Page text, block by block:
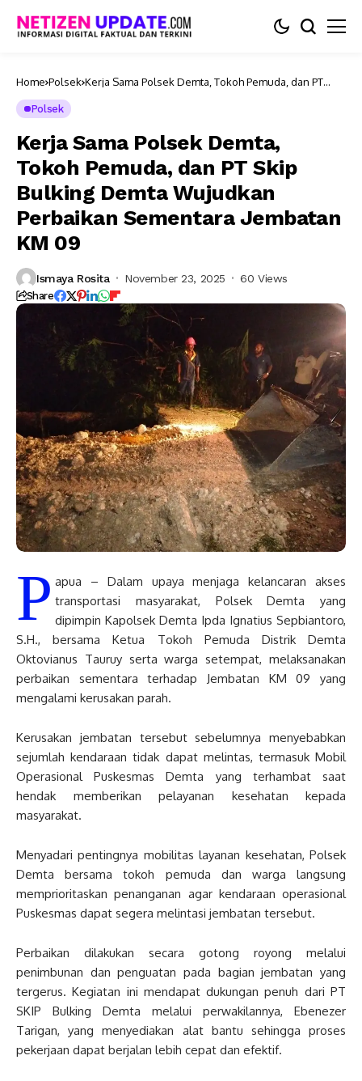
Home Polsek Kerja Sama Polsek Demta, Tokoh Pemuda, dan PT
Polsek
Kerja Sama Polsek Demta,
Tokoh Pemuda, dan PT Skip
Bulking Demta Wujudkan
Perbaikan Sementara Jembatan
KM 09
Ismaya Rosita November 23, 2025 60 Views
Share
P apua – Dalam upaya menjaga kelancaran akses
transportasi masyarakat, Polsek Demta yang
dipimpin Kapolsek Demta Ipda Ignatius Sepbiantoro,
S.H., bersama Ketua Tokoh Pemuda Distrik Demta
Oktovianus Tauruy serta warga setempat, melaksanakan
perbaikan sementara terhadap Jembatan KM 09 yang
mengalami kerusakan parah.
Kerusakan jembatan tersebut sebelumnya menyebabkan
sejumlah kendaraan tidak dapat melintas, termasuk Mobil
Operasional Puskesmas Demta yang terhambat saat
hendak memberikan pelayanan kesehatan kepada
masyarakat.
Menyadari pentingnya mobilitas layanan kesehatan, Polsek
Demta bersama tokoh pemuda dan warga langsung
memprioritaskan penanganan agar kendaraan operasional
Puskesmas dapat segera melintasi jembatan tersebut.
Perbaikan dilakukan secara gotong royong melalui
penimbunan dan penguatan pada bagian jembatan yang
tergerus. Kegiatan ini mendapat dukungan penuh dari PT
SKIP Bulking Demta melalui perwakilannya, Ebenezer
Tarigan, yang menyediakan alat bantu sehingga proses
pekerjaan dapat berjalan lebih cepat dan efektif.